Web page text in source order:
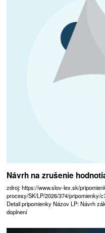
Návrh na zrušenie
zdroj: https://www.slov-lex.sk/
procesy/SK/LP/2026/374/pripomienky/
Detail pripomienky Názov LP: Návrh
doplnení